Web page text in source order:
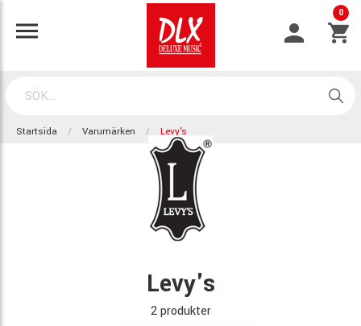
0
Startsida Varumärken Levy's
Levy's
2 produkter